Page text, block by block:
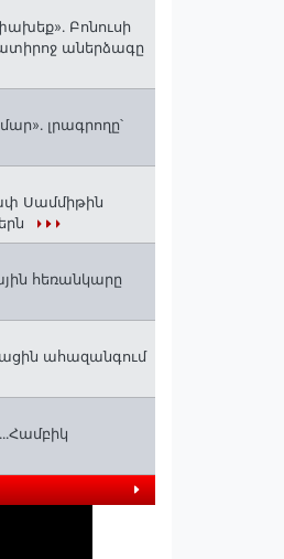
Բոնուսի
աներձագը
լրագրողը՝
Սամմիթին
հեռանկարը
ահազանգում